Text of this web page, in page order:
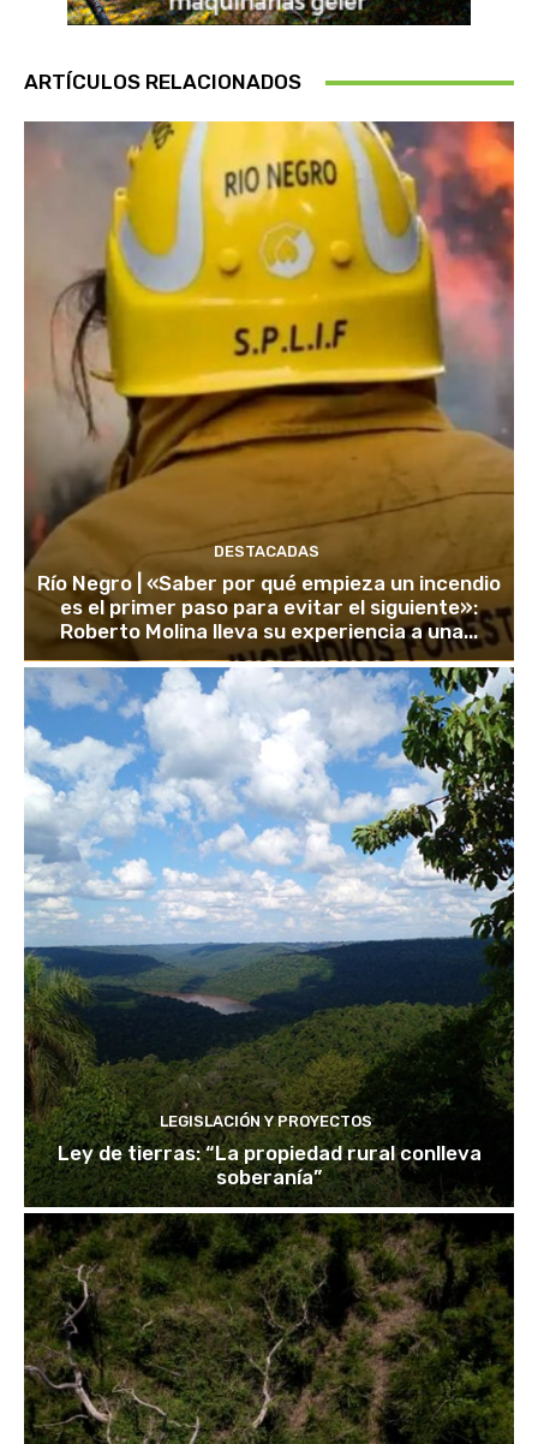
ARTÍCULOS RELACIONADOS
DESTACADAS
Río Negro | «Saber por qué empieza un incendio
es el primer paso para evitar el siguiente»:
Roberto Molina lleva su experiencia a una...
LEGISLACIÓN Y PROYECTOS
Ley de tierras: “La propiedad rural conlleva
soberanía”